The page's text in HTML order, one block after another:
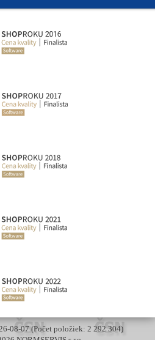
08-07 (Počet položiek: 2 292 304)